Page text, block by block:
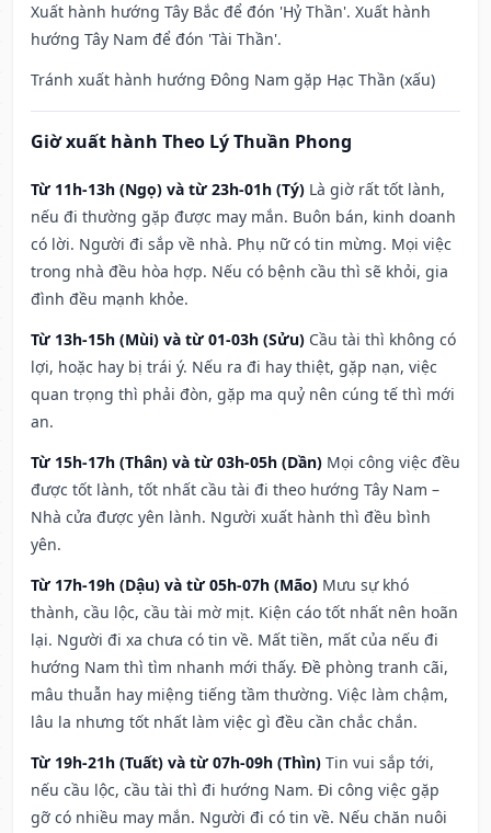
Xuất hành hướng Tây Bắc để đón 'Hỷ Thần'. Xuất hành
hướng Tây Nam để đón 'Tài Thần'.
Tránh xuất hành hướng Đông Nam gặp Hạc Thần (xấu)
Giờ xuất hành Theo Lý Thuần Phong
Từ 11h-13h (Ngọ) và từ 23h-01h (Tý) Là giờ rất tốt lành,
nếu đi thường gặp được may mắn. Buôn bán, kinh doanh
có lời. Người đi sắp về nhà. Phụ nữ có tin mừng. Mọi việc
trong nhà đều hòa hợp. Nếu có bệnh cầu thì sẽ khỏi, gia
đình đều mạnh khỏe.
Từ 13h-15h (Mùi) và từ 01-03h (Sửu) Cầu tài thì không có
lợi, hoặc hay bị trái ý. Nếu ra đi hay thiệt, gặp nạn, việc
quan trọng thì phải đòn, gặp ma quỷ nên cúng tế thì mới
an.
Từ 15h-17h (Thân) và từ 03h-05h (Dần) Mọi công việc đều
được tốt lành, tốt nhất cầu tài đi theo hướng Tây Nam –
Nhà cửa được yên lành. Người xuất hành thì đều bình
yên.
Từ 17h-19h (Dậu) và từ 05h-07h (Mão) Mưu sự khó
thành, cầu lộc, cầu tài mờ mịt. Kiện cáo tốt nhất nên hoãn
lại. Người đi xa chưa có tin về. Mất tiền, mất của nếu đi
hướng Nam thì tìm nhanh mới thấy. Đề phòng tranh cãi,
mâu thuẫn hay miệng tiếng tầm thường. Việc làm chậm,
lâu la nhưng tốt nhất làm việc gì đều cần chắc chắn.
Từ 19h-21h (Tuất) và từ 07h-09h (Thìn) Tin vui sắp tới,
nếu cầu lộc, cầu tài thì đi hướng Nam. Đi công việc gặp
gỡ có nhiều may mắn. Người đi có tin về. Nếu chăn nuôi